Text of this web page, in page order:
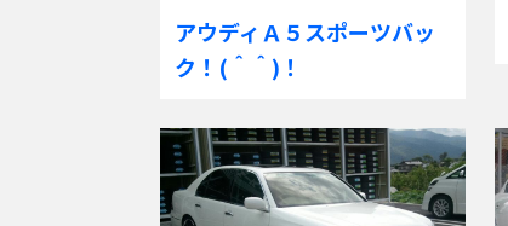
アウディＡ５スポーツバッ
ク！(＾＾)！